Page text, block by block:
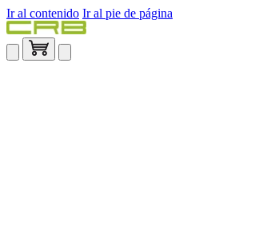
Ir al contenido Ir al pie de página